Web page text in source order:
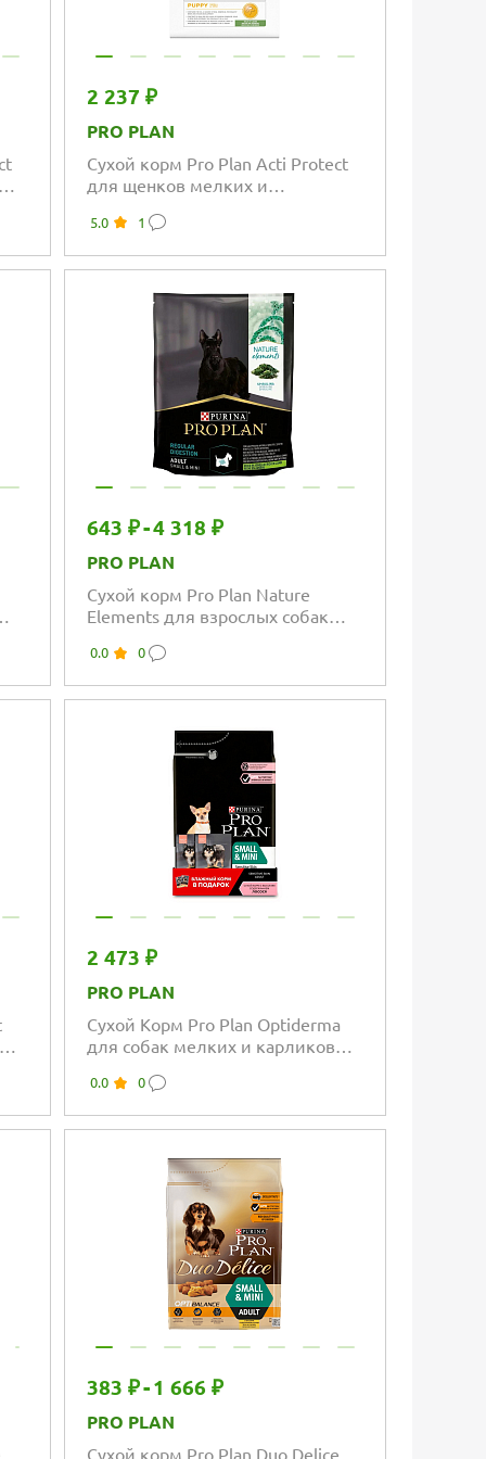
2 237 ₽
PRO PLAN
Сухой корм Pro Plan Acti Protect
для щенков мелких и
чувствительным пищеварением
с ягнёнком
5.0 1
643 ₽-4 318 ₽
PRO PLAN
Сухой корм Pro Plan Nature
Elements для взрослых собак
высоким содержанием ягненка
0.0 0
2 473 ₽
PRO PLAN
Сухой Корм Pro Plan Optiderma
для собак мелких и карликовых
подарок ПРОМОПАК
0.0 0
383 ₽- 1 666 ₽
PRO PLAN
Сухой корм Pro Plan Duo Delice